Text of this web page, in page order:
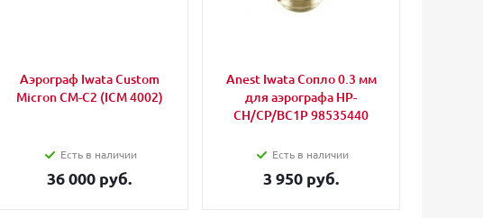
Аэрограф Iwata Custom
Micron CM-C2 (ICM 4002)
Есть в наличии
36 000 руб.
Anest Iwata Сопло 0.3 мм
для аэрографа HP-
CH/CP/BC1P 98535440
Есть в наличии
3 950 руб.